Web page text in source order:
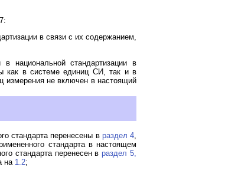
в связи с их содержанием,
национальной стандартизации в
как в системе единиц СИ, так и в
измерения не включен в настоящий
стандарта перенесены в раздел 4,
стандарта в настоящем
стандарта перенесен враздел 5,
на 1.2;